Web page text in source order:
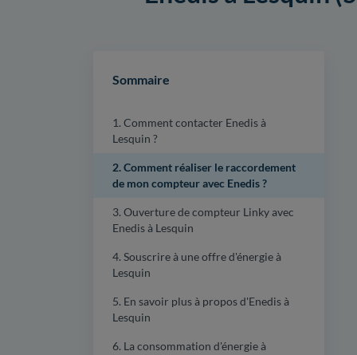
Sommaire
1. Comment contacter Enedis à
Lesquin ?
2. Comment réaliser le raccordement
de mon compteur avec Enedis ?
3. Ouverture de compteur Linky avec
Enedis à Lesquin
4. Souscrire à une offre d'énergie à
Lesquin
5. En savoir plus à propos d'Enedis à
Lesquin
6. La consommation d'énergie à